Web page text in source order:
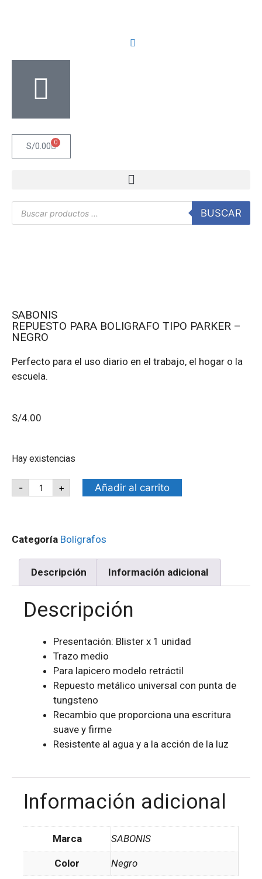
S/0.00 0
BUSCAR
SABONIS
REPUESTO PARA BOLIGRAFO TIPO PARKER –
NEGRO
Perfecto para el uso diario en el trabajo, el hogar o la
escuela.
S/4.00
Hay existencias
- + Añadir al carrito
Categoría Bolígrafos
Descripción Información adicional
Descripción
Presentación: Blister x 1 unidad
Trazo medio
Para lapicero modelo retráctil
Repuesto metálico universal con punta de
tungsteno
Recambio que proporciona una escritura
suave y firme
Resistente al agua y a la acción de la luz
Información adicional
Marca SABONIS
Color Negro